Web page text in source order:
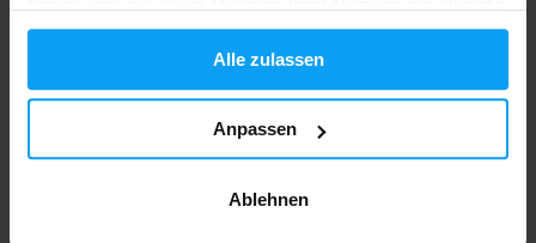
gesammelt haben.
Alle zulassen
Anpassen
Ablehnen